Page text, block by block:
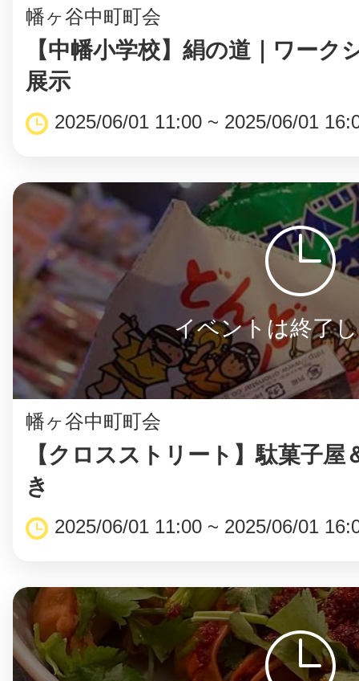
幡ヶ谷中町町会
【中幡小学校】絹の道｜ワーク
展示
2025/06/01 11:00 ~ 2025/06/01
イベントは終了
幡ヶ谷中町町会
【クロスストリート】駄菓子屋
き
2025/06/01 11:00 ~ 2025/06/01